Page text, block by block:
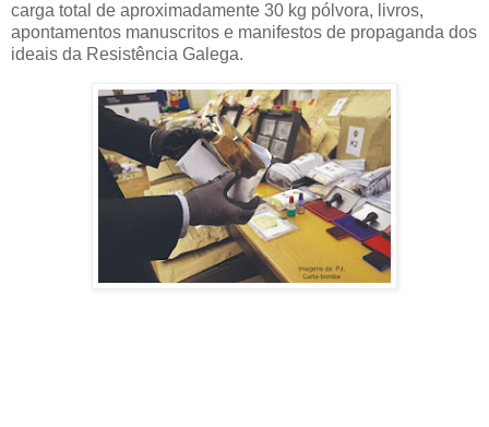
carga total de aproximadamente 30 kg pólvora, livros,
apontamentos manuscritos e manifestos de propaganda dos
ideais da Resistência Galega.